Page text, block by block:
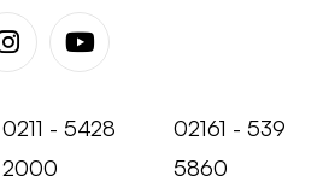
InstagramYoutube
0211 - 5428
2000
02161 - 539
5860